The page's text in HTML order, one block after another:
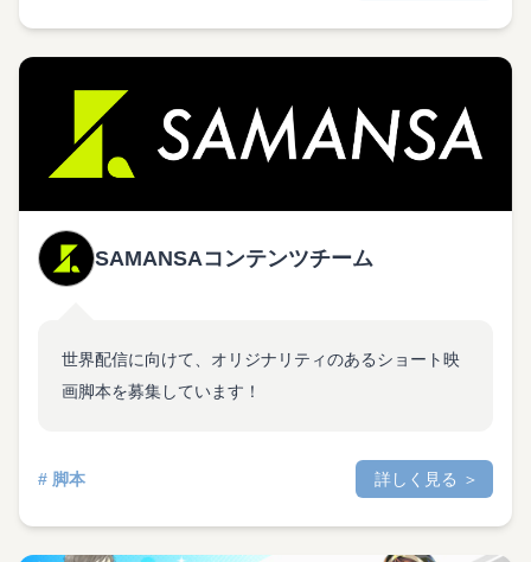
SAMANSAコンテンツチーム
世界配信に向けて、オリジナリティのあるショート映
画脚本を募集しています！
# 脚本 詳しく見る ＞